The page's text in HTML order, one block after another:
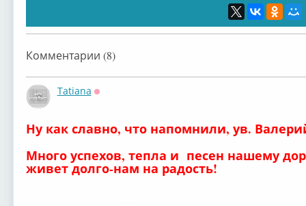
Комментарии (8)
Tatiana
Ну как славно, что напомнили, ув.
Много успехов, тепла и песен нашему
живет долго-нам на радость!